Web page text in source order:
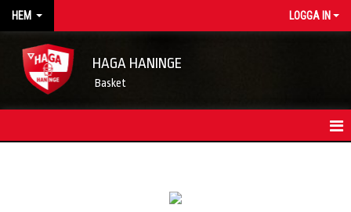
HEM LOGGA IN
HAGA HANINGE
Basket